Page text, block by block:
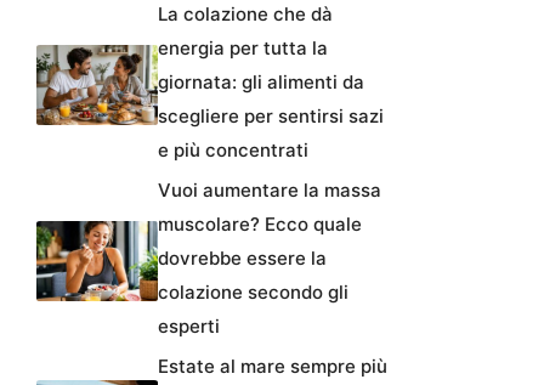
La colazione che dà
energia per tutta la
giornata: gli alimenti da
scegliere per sentirsi sazi
e più concentrati
Vuoi aumentare la massa
muscolare? Ecco quale
dovrebbe essere la
colazione secondo gli
esperti
Estate al mare sempre più